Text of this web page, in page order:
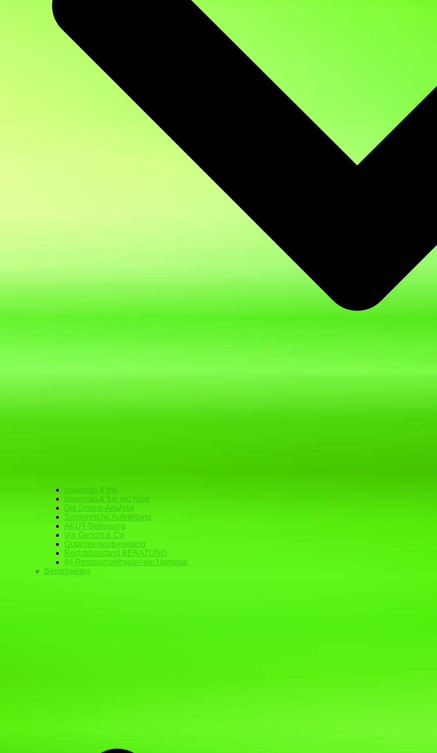
souverän & frei
souverän & frei mit Kind
Die Drama-Analyse
Systemische Aufstellung
AKUT-Betreuung
Vor Gericht & Co
Gutachtenvorbereitung
Rechtsbeistand BERATUNG
84 Ressourcenfragen-ein Handout
Bestellseiten